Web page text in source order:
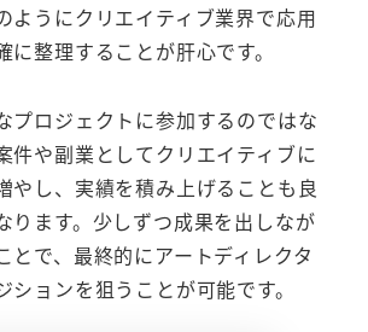
ようにクリエイティブ業界で応用
に整理することが肝心です。
プロジェクトに参加するのではな
件や副業としてクリエイティブに
やし、実績を積み上げることも良
ります。少しずつ成果を出しなが
とで、最終的にアートディレクタ
ションを狙うことが可能です。